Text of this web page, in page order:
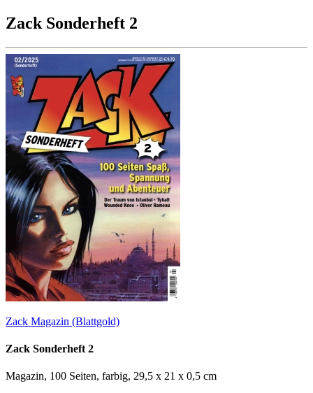
Zack Sonderheft 2
Zack Magazin (Blattgold)
Zack Sonderheft 2
Magazin, 100 Seiten, farbig, 29,5 x 21 x 0,5 cm